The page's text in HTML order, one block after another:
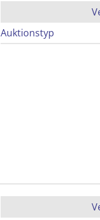
Auktionstyp